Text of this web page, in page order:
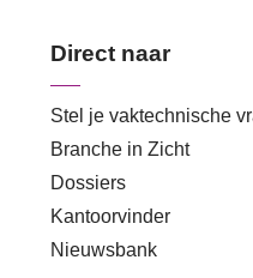
Direct naar
Stel je vaktechnische
Branche in Zicht
Dossiers
Kantoorvinder
Nieuwsbank